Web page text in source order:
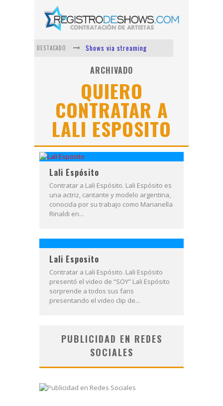
DESTACADO
Shows via streaming
Lit Killah
Nicki Nicole
Duki
Vi Em
Los Ángeles Azules
ARCHIVADO
QUIERO
CONTRATAR A
LALI ESPOSITO
Lali Espósito
Contratar a Lali Espósito. Lali Espósito es
una actriz, cantante y modelo argentina,
conocida por su trabajo como Marianella
Rinaldi en...
Lali Esposito
Contratar a Lali Espósito. Lali Espósito
presentó el video de “SOY” Lali Espósito
sorprende a todos sus fans
presentando el video clip de...
PUBLICIDAD EN REDES
SOCIALES